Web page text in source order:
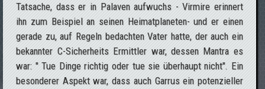
Tatsache, dass er in Palaven aufwuchs - Virmire erinnert
ihn zum Beispiel an seinen Heimatplaneten- und er einen
gerade zu, auf Regeln bedachten Vater hatte, der auch ein
bekannter C-Sicherheits Ermittler war, dessen Mantra es
war: " Tue Dinge richtig oder tue sie überhaupt nicht". Ein
besonderer Aspekt war, dass auch Garrus ein potenzieller